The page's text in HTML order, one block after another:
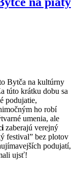
Bytča na kultúrny
túto krátku dobu sa
podujatie,
ho robí
umenia, ale
zaberajú verejný
festival” bez plotov
podujatí,
ujsť!